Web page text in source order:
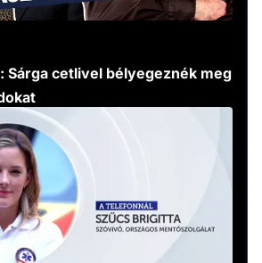
Sárga cetlivel bélyegeznék meg